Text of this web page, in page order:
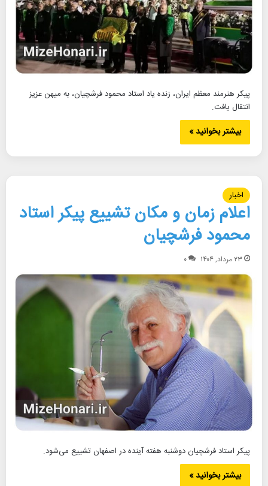
پیکر هنرمند معظم ایران، زنده یاد استاد محمود فرشچیان، به میهن عزیز
انتقال یافت.
بیشتر بخوانید »
اخبار
اعلام زمان و مکان تشییع پیکر استاد
محمود فرشچیان
۲۳ مرداد, ۱۴۰۴ ۰
پیکر استاد فرشچیان دوشنبه هفته آینده در اصفهان تشییع می‌شود.
بیشتر بخوانید »